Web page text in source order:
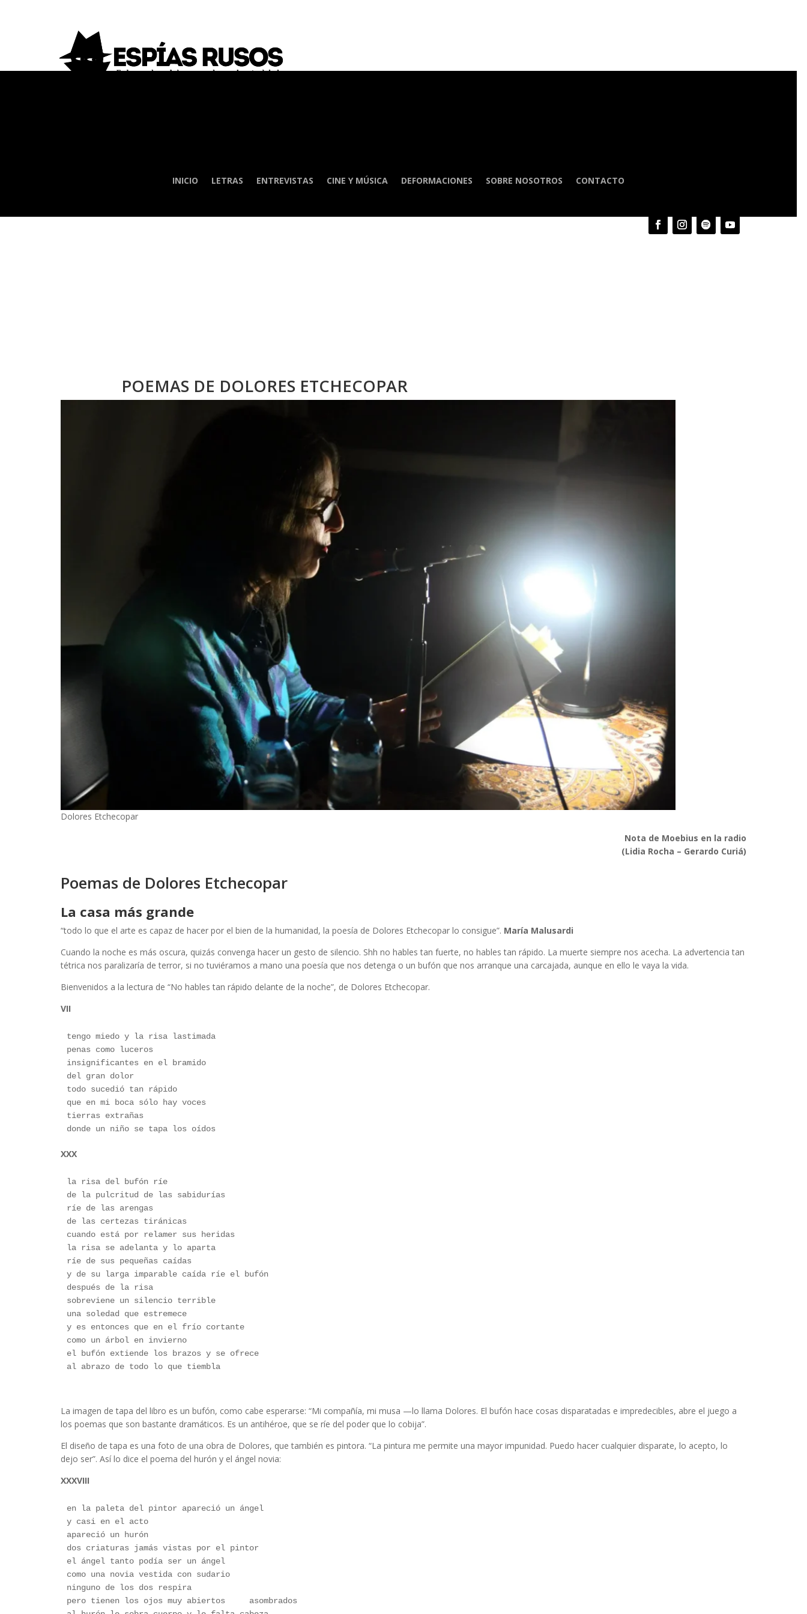
INICIO LETRAS ENTREVISTAS CINE Y MÚSICA DEFORMACIONES SOBRE NOSOTROS CONTACTO
POEMAS DE DOLORES ETCHECOPAR
Dolores Etchecopar
Nota de Moebius en la radio
(Lidia Rocha – Gerardo Curiá)
Poemas de Dolores Etchecopar
La casa más grande
“todo lo que el arte es capaz de hacer por el bien de la humanidad, la poesía de Dolores Etchecopar lo consigue”. María Malusardi
Cuando la noche es más oscura, quizás convenga hacer un gesto de silencio. Shh no hables tan fuerte, no hables tan rápido. La muerte siempre nos acecha. La advertencia tan
tétrica nos paralizaría de terror, si no tuviéramos a mano una poesía que nos detenga o un bufón que nos arranque una carcajada, aunque en ello le vaya la vida.
Bienvenidos a la lectura de “No hables tan rápido delante de la noche”, de Dolores Etchecopar.
VII
tengo miedo y la risa lastimada
penas como luceros
insignificantes en el bramido
del gran dolor
todo sucedió tan rápido
que en mi boca sólo hay voces
tierras extrañas
donde un niño se tapa los oídos
XXX
la risa del bufón ríe
de la pulcritud de las sabidurías
ríe de las arengas
de las certezas tiránicas
cuando está por relamer sus heridas
la risa se adelanta y lo aparta
ríe de sus pequeñas caídas
y de su larga imparable caída ríe el bufón
después de la risa
sobreviene un silencio terrible
una soledad que estremece
y es entonces que en el frío cortante
como un árbol en invierno
el bufón extiende los brazos y se ofrece
al abrazo de todo lo que tiembla
La imagen de tapa del libro es un bufón, como cabe esperarse: “Mi compañía, mi musa —lo llama Dolores. El bufón hace cosas disparatadas e impredecibles, abre el juego a
los poemas que son bastante dramáticos. Es un antihéroe, que se ríe del poder que lo cobija”.
El diseño de tapa es una foto de una obra de Dolores, que también es pintora. “La pintura me permite una mayor impunidad. Puedo hacer cualquier disparate, lo acepto, lo
dejo ser”. Así lo dice el poema del hurón y el ángel novia:
XXXVIII
en la paleta del pintor apareció un ángel
y casi en el acto
apareció un hurón
dos criaturas jamás vistas por el pintor
el ángel tanto podía ser un ángel
como una novia vestida con sudario
ninguno de los dos respira
pero tienen los ojos muy abiertos     asombrados